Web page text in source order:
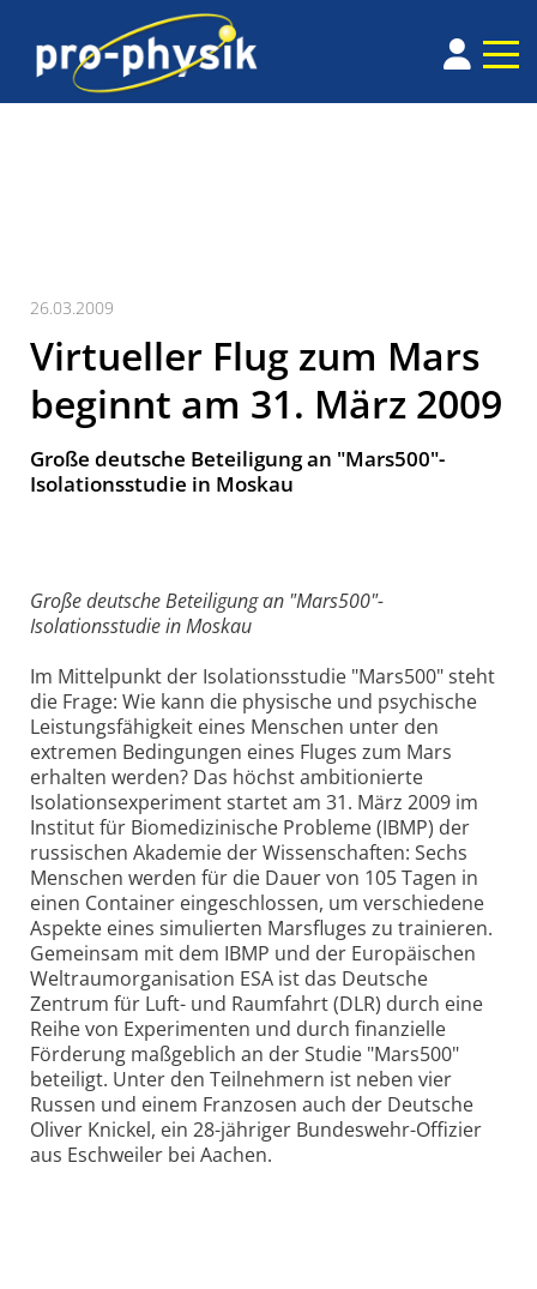
26.03.2009
Virtueller Flug zum Mars
beginnt am 31. März 2009
Große deutsche Beteiligung an "Mars500"-
Isolationsstudie in Moskau
Große deutsche Beteiligung an "Mars500"-
Isolationsstudie in Moskau
Im Mittelpunkt der Isolationsstudie "Mars500" steht
die Frage: Wie kann die physische und psychische
Leistungsfähigkeit eines Menschen unter den
extremen Bedingungen eines Fluges zum Mars
erhalten werden? Das höchst ambitionierte
Isolationsexperiment startet am 31. März 2009 im
Institut für Biomedizinische Probleme (IBMP) der
russischen Akademie der Wissenschaften: Sechs
Menschen werden für die Dauer von 105 Tagen in
einen Container eingeschlossen, um verschiedene
Aspekte eines simulierten Marsfluges zu trainieren.
Gemeinsam mit dem IBMP und der Europäischen
Weltraumorganisation ESA ist das Deutsche
Zentrum für Luft- und Raumfahrt (DLR) durch eine
Reihe von Experimenten und durch finanzielle
Förderung maßgeblich an der Studie "Mars500"
beteiligt. Unter den Teilnehmern ist neben vier
Russen und einem Franzosen auch der Deutsche
Oliver Knickel, ein 28-jähriger Bundeswehr-Offizier
aus Eschweiler bei Aachen.